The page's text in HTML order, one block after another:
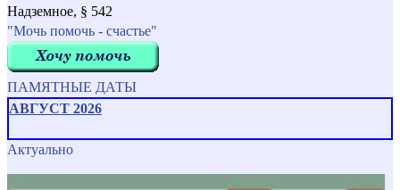
Надземное, § 542
"Мочь помочь - счастье"
ПАМЯТНЫЕ ДАТЫ
АВГУСТ 2026
Актуально